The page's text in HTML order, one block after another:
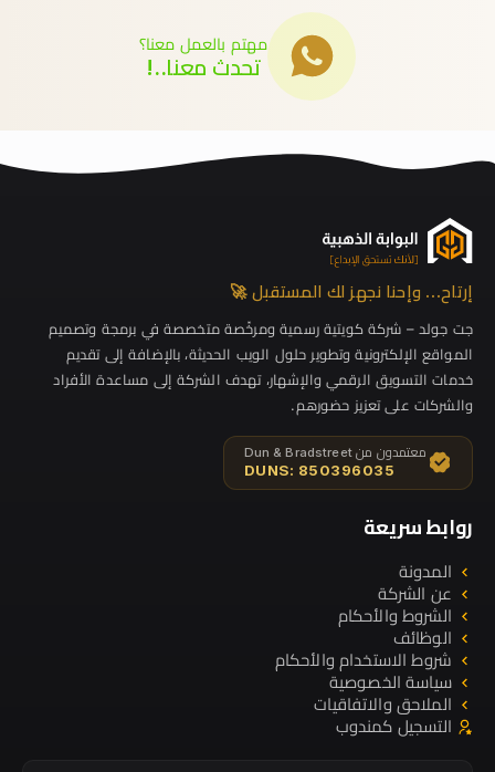
مهتم بالعمل معنا؟
تحدث معنا..!
إرتاح… وإحنا نجهز لك المستقبل 🚀
جت جولد – شركة كويتية رسمية ومرخّصة متخصصة في برمجة وتصميم
المواقع الإلكترونية وتطوير حلول الويب الحديثة، بالإضافة إلى تقديم
خدمات التسويق الرقمي والإشهار، تهدف الشركة إلى مساعدة الأفراد
والشركات على تعزيز حضورهم.
معتمدون من Dun & Bradstreet
DUNS: 850396035
روابط سريعة
المدونة
عن الشركة
الشروط والأحكام
الوظائف
شروط الاستخدام والأحكام
سياسة الخصوصية
الملاحق والاتفاقيات
التسجيل كمندوب